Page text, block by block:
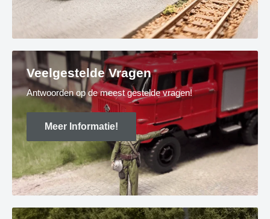
Veelgestelde Vragen
Antwoorden op de meest gestelde vragen!
Meer Informatie!